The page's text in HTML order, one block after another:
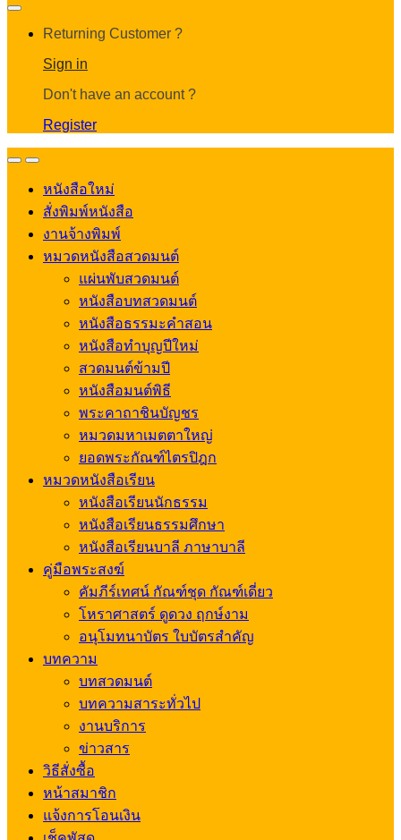
Returning Customer ?
Sign in
Don't have an account ?
Register
OpenClose
หนังสือใหม่
สั่งพิมพ์หนังสือ
งานจ้างพิมพ์
หมวดหนังสือสวดมนต์
แผ่นพับสวดมนต์
หนังสือบทสวดมนต์
หนังสือธรรมะคำสอน
หนังสือทำบุญปีใหม่
สวดมนต์ข้ามปี
หนังสือมนต์พิธี
พระคาถาชินบัญชร
หมวดมหาเมตตาใหญ่
ยอดพระกัณฑ์ไตรปิฎก
หมวดหนังสือเรียน
หนังสือเรียนนักธรรม
หนังสือเรียนธรรมศึกษา
หนังสือเรียนบาลี ภาษาบาลี
คู่มือพระสงฆ์
คัมภีร์เทศน์ กัณฑ์ชุด กัณฑ์เดี่ยว
โหราศาสตร์ ดูดวง ฤกษ์งาม
อนุโมทนาบัตร ใบบัตรสำคัญ
บทความ
บทสวดมนต์
บทความสาระทั่วไป
งานบริการ
ข่าวสาร
วิธีสั่งซื้อ
หน้าสมาชิก
แจ้งการโอนเงิน